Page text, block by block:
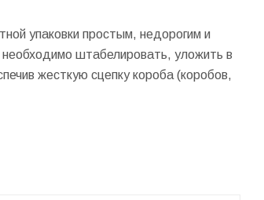
упаковки простым, недорогим и
необходимо штабелировать, уложить в
жесткую сцепку короба (коробов,